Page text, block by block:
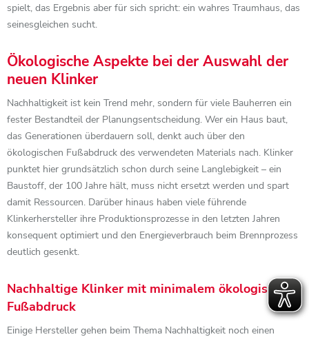
spielt, das Ergebnis aber für sich spricht: ein wahres Traumhaus, das
seinesgleichen sucht.
Ökologische Aspekte bei der Auswahl der
neuen Klinker
Nachhaltigkeit ist kein Trend mehr, sondern für viele Bauherren ein
fester Bestandteil der Planungsentscheidung. Wer ein Haus baut,
das Generationen überdauern soll, denkt auch über den
ökologischen Fußabdruck des verwendeten Materials nach. Klinker
punktet hier grundsätzlich schon durch seine Langlebigkeit – ein
Baustoff, der 100 Jahre hält, muss nicht ersetzt werden und spart
damit Ressourcen. Darüber hinaus haben viele führende
Klinkerhersteller ihre Produktionsprozesse in den letzten Jahren
konsequent optimiert und den Energieverbrauch beim Brennprozess
deutlich gesenkt.
Nachhaltige Klinker mit minimalem ökologischem
Fußabdruck
Einige Hersteller gehen beim Thema Nachhaltigkeit noch einen